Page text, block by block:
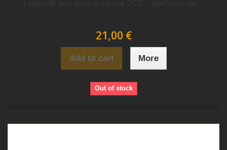
21,00 €
Add to cart More
Out of stock